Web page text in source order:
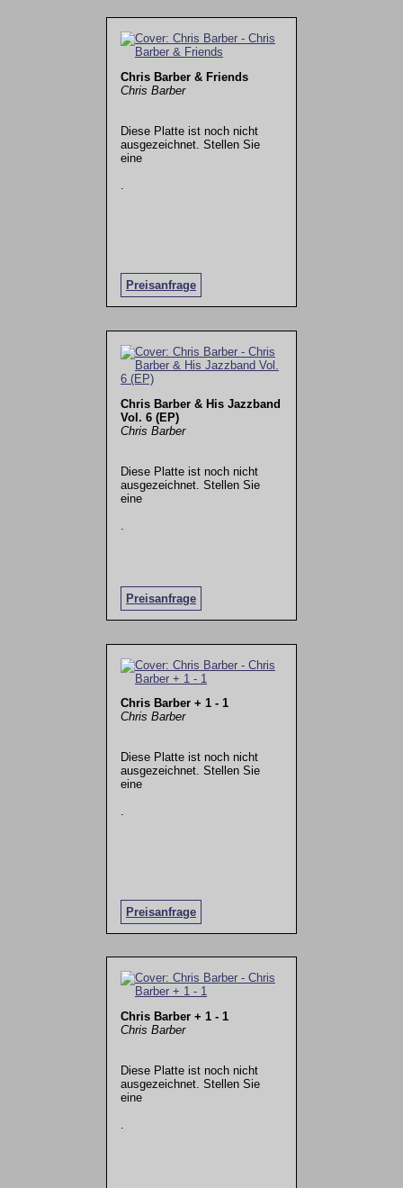
Chris Barber & Friends
Chris Barber
Diese Platte ist noch nicht
ausgezeichnet. Stellen Sie
eine
Preisanfrage
.
Chris Barber & His Jazzband
Vol. 6 (EP)
Chris Barber
Diese Platte ist noch nicht
ausgezeichnet. Stellen Sie
eine
Preisanfrage
Chris Barber + 1 - 1
Chris Barber
Diese Platte ist noch nicht
ausgezeichnet. Stellen Sie
eine
Preisanfrage
.
Chris Barber + 1 - 1
Chris Barber
Diese Platte ist noch nicht
ausgezeichnet. Stellen Sie
eine